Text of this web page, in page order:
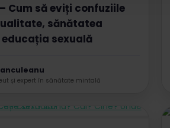
– Cum să eviți confuziile
sănătatea
educația sexuală
și expert în sănătate mintală